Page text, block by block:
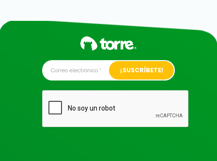
Alternative: